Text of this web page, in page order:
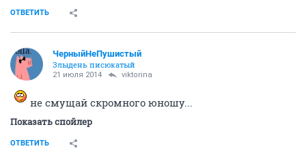
ОТВЕТИТЬ
ЧерныйНеПушистый
Злыдень писюкатый
21 июля 2014 viktorina
не смущай скромного юношу...
Показать спойлер
ОТВЕТИТЬ